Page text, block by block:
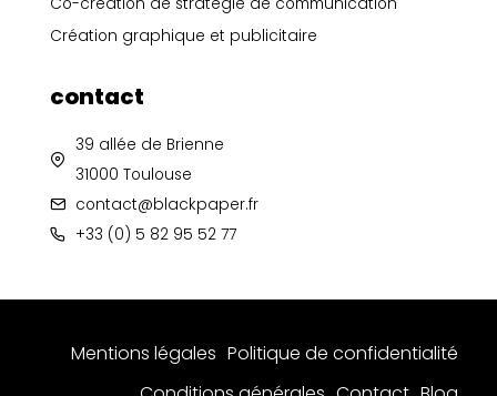
Création graphique et publicitaire
contact
39 allée de Brienne
31000 Toulouse
contact@blackpaper.fr
+33 (0) 5 82 95 52 77
Mentions légales Politique de confidentialité